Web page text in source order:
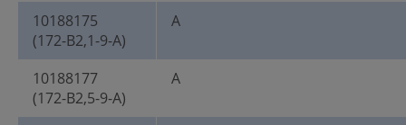
10188175
(172-B2,1-9-A)
A
10188177
(172-B2,5-9-A)
A